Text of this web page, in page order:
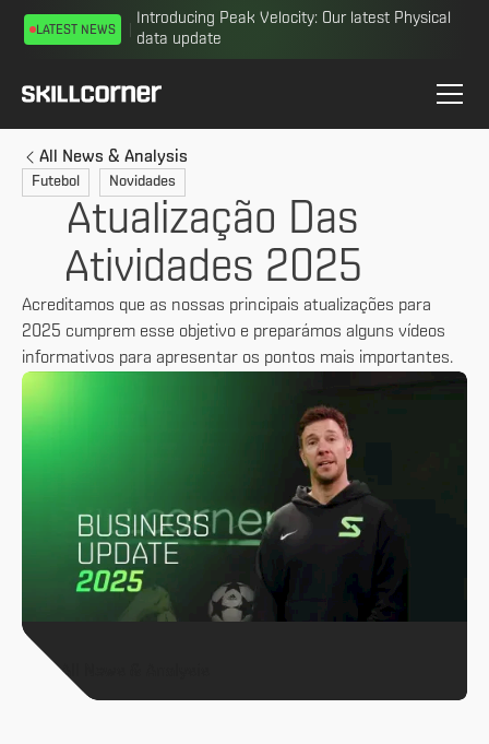
Introducing Peak Velocity: Our latest Physical
data update
LATEST NEWS
All News & Analysis
Futebol Novidades
Atualização Das
Atividades 2025
Acreditamos que as nossas principais atualizações para
2025 cumprem esse objetivo e preparámos alguns vídeos
informativos para apresentar os pontos mais importantes.
All News & Analysis